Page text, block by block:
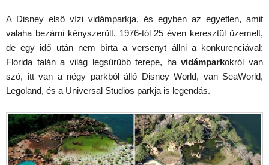
A Disney első vízi vidámparkja, és egyben az egyetlen, amit
valaha bezárni kényszerült. 1976-tól 25 éven keresztül üzemelt,
de egy idő után nem bírta a versenyt állni a konkurenciával:
Florida talán a világ legsűrűbb terepe, havidámparkokról van
szó, itt van a négy parkból álló Disney World, van SeaWorld,
Legoland, és a Universal Studios parkja is legendás.